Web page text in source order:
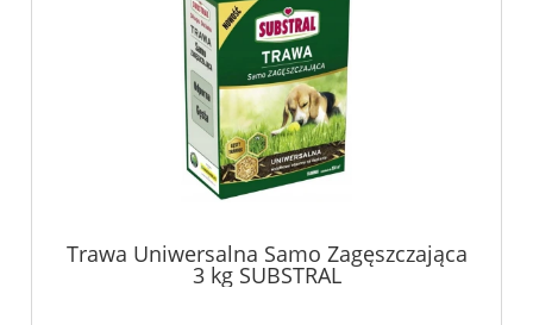
Trawa Uniwersalna Samo Zagęszczająca
3 kg SUBSTRAL